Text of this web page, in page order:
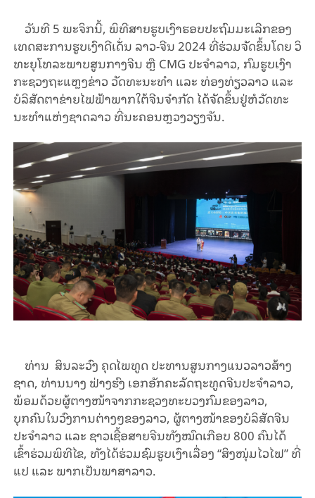
ວັນທີ5 ພະຈິກນີ້, ​ ພິທີສາຍຮູບເງົາຮອບປະຖົມມະເລີກຂອງ
ເທດສະການຮູບເງົາດີເດັ່ນ ລາວ-ຈີນ2024ທີ່ຮ່ວມຈັດຂຶ້ນໂດຍ ວິ
ທະຍຸໂທລະພາບສູນກາງຈີນ ຫຼື CMG ​ ປະຈຳລາວ, ກົມຮູບເງົາ
ກະຊວງຖະແຫຼງຂ່າວ ວັດທະນະທຳ ແລະ ທ່ອງທ່ຽວລາວ ແລະ
ບໍລິສັດຕາຂ່າຍໄຟຟ້າພາກໃຕ້ຈີນຈໍາກັດ ໄດ້ຈັດຂຶ້ນຢູ່ຫໍວັດທະ
ນະທຳແຫ່ງຊາດລາວ ທີ່ນະຄອນຫຼວງວຽງຈັນ.
ທ່ານ ສິນລະວົງ ຄຸດໄພທູດ ປະທານສູນກາງແນວລາວສ້າງ
ຊາດ, ທ່ານນາງ ຟ່າງຮົງ ເອກອັກຄະລັດຖະທູດຈີນປະຈຳລາວ,
ພ້ອມດ້ວຍຜູ້ຕາງໜ້າຈາກກະຊວງທະບວງກົມຂອງລາວ,
ບຸກຄົນໃນວົງການຕ່າງໆຂອງລາວ, ຜູ້ຕາງໜ້າຂອງບໍລິສັດຈີນ
ປະຈຳລາວ ແລະ ຊາວເຊື້ອສາຍຈີນທັງໝົດເກືອບ 800 ຄົນໄດ້
ເຂົ້າຮ່ວມພິທີໄຂ, ທັງໄດ້ຮ່ວມຊົມຮູບເງົາເລື່ອງ​ “ສິງໜຸ່ມໄວໄຟ”ທີ່
ແປ ແລະ ພາກເປັນພາສາລາວ.